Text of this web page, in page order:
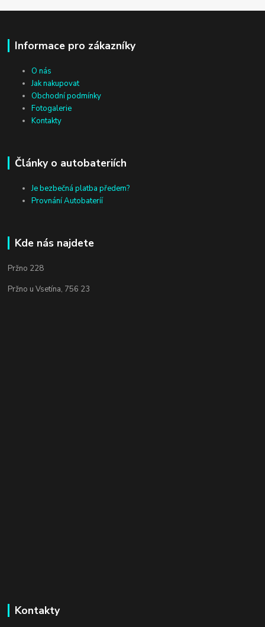
Informace pro zákazníky
O nás
Jak nakupovat
Obchodní podmínky
Fotogalerie
Kontakty
Články o autobateriích
Je bezbečná platba předem?
Provnání Autobateríí
Kde nás najdete
Pržno 228
Pržno u Vsetína, 756 23
Kontakty